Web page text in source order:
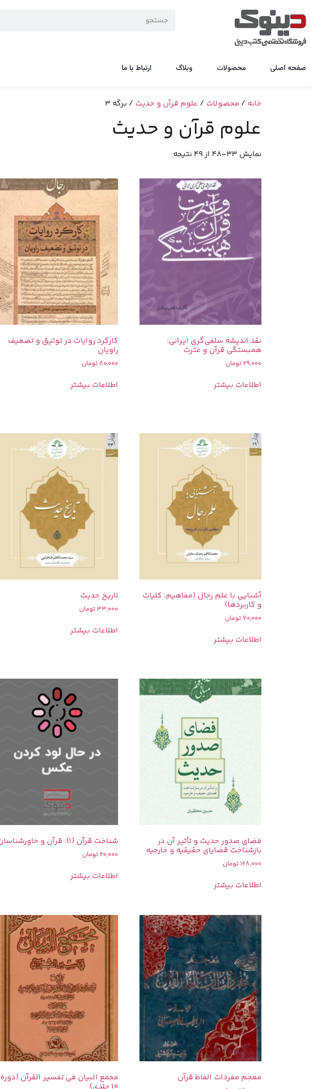
صفحه اصلی محصولات وبلاگ ارتباط با ما
خانه / محصولات / علوم قرآن و حدیث / برگه 3
علوم قرآن و حدیث
نمایش 33–48 از 49 نتیجه
نقد اندیشه سلفی‌گری ایرانی:
همبستگی قرآن و عترت
29,000تومان
اطلاعات بیشتر
کارکرد روایات در توثیق و تضعیف
راویان
80,000تومان
اطلاعات بیشتر
آشنایی با علم رجال (مفاهیم، کلیات
و کاربردها)
70,000تومان
اطلاعات بیشتر
تاریخ حدیث
33,000تومان
اطلاعات بیشتر
فضای صدور حدیث و تأثیر آن در
بازشناخت قضایای حقیقیه و خارجیه
128,000تومان
اطلاعات بیشتر
شناخت قرآن (1): قرآن و خاورشناسان
20,000تومان
اطلاعات بیشتر
معجم مفردات الفاظ قرآن مجمع البیان فی تفسیر القرآن (دوره